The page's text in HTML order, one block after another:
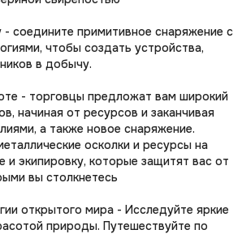
соедините примитивное снаряжение с
чтобы создать устройства,
в добычу.
- торговцы предложат вам широкий
начиная от ресурсов и заканчивая
а также новое снаряжение.
осколки и ресурсы на
и экипировку, которые защитят вас от
вы столкнетесь
открытого мира - Исследуйте яркие
природы. Путешествуйте по